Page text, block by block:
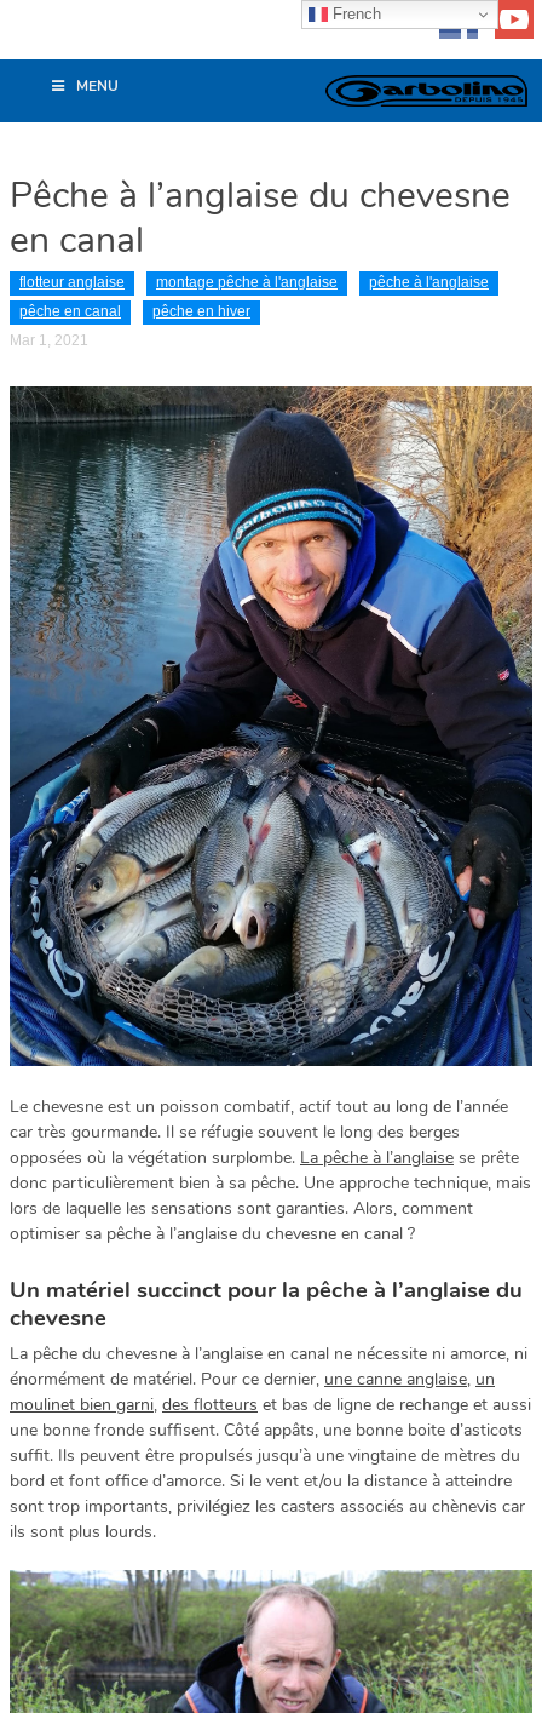
MENU
Pêche à l’anglaise du chevesne
en canal
flotteur anglaise montage pêche à l'anglaise
pêche à l'anglaise
pêche en canal
pêche en hiver
Mar 1, 2021
Le chevesne est un poisson combatif, actif tout au long de l’année
car très gourmande. Il se réfugie souvent le long des berges
opposées où la végétation surplombe. La pêche à l’anglaise se prête
donc particulièrement bien à sa pêche. Une approche technique, mais
lors de laquelle les sensations sont garanties. Alors, comment
optimiser sa pêche à l’anglaise du chevesne en canal ?
Un matériel succinct pour la pêche à l’anglaise du
chevesne
La pêche du chevesne à l’anglaise en canal ne nécessite ni amorce, ni
énormément de matériel. Pour ce dernier, une canne anglaise, un
moulinet bien garni, des flotteurs et bas de ligne de rechange et aussi
une bonne fronde suffisent. Côté appâts, une bonne boite d’asticots
suffit. Ils peuvent être propulsés jusqu’à une vingtaine de mètres du
bord et font office d’amorce. Si le vent et/ou la distance à atteindre
sont trop importants, privilégiez les casters associés au chènevis car
ils sont plus lourds.
French